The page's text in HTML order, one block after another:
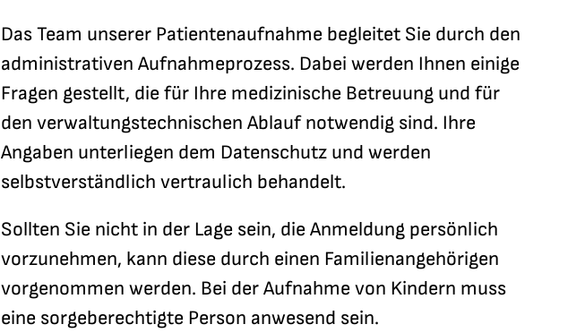
Das Team unserer Patientenaufnahme begleitet Sie durch den
administrativen Aufnahmeprozess. Dabei werden Ihnen einige
Fragen gestellt, die für Ihre medizinische Betreuung und für
den verwaltungstechnischen Ablauf notwendig sind. Ihre
Angaben unterliegen dem Datenschutz und werden
selbstverständlich vertraulich behandelt.
Sollten Sie nicht in der Lage sein, die Anmeldung persönlich
vorzunehmen, kann diese durch einen Familienangehörigen
vorgenommen werden. Bei der Aufnahme von Kindern muss
eine sorgeberechtigte Person anwesend sein.